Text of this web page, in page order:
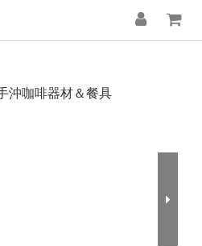
沖咖啡器材＆餐具